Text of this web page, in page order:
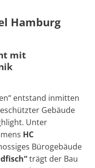
Hamburg
mit
entstand inmitten
Gebäude
Unter
HC
Bürogebäude
trägt der Bau